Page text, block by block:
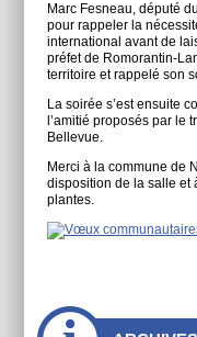
Marc Fesneau, député
pour rappeler la
international avant de
préfet de Romorantin-
territoire et rappelé son
La soirée s’est ensuite
l’amitié proposés par le
Bellevue.
Merci à la commune de
disposition de la salle et
plantes.
À